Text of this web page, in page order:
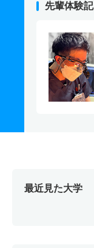
先輩体験記
最近見た大学